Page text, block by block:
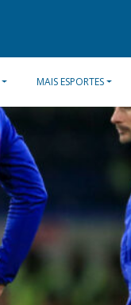
MAIS ESPORTES